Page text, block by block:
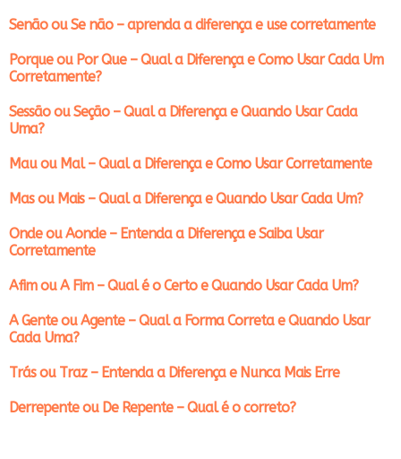
Senão ou Se não – aprenda a diferença e use corretamente
Porque ou Por Que – Qual a Diferença e Como Usar Cada Um
Corretamente?
Sessão ou Seção – Qual a Diferença e Quando Usar Cada
Uma?
Mau ou Mal – Qual a Diferença e Como Usar Corretamente
Mas ou Mais – Qual a Diferença e Quando Usar Cada Um?
Onde ou Aonde – Entenda a Diferença e Saiba Usar
Corretamente
Afim ou A Fim – Qual é o Certo e Quando Usar Cada Um?
A Gente ou Agente – Qual a Forma Correta e Quando Usar
Cada Uma?
Trás ou Traz – Entenda a Diferença e Nunca Mais Erre
Derrepente ou De Repente – Qual é o correto?